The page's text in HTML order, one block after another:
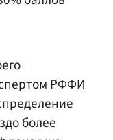
РФФИ
более